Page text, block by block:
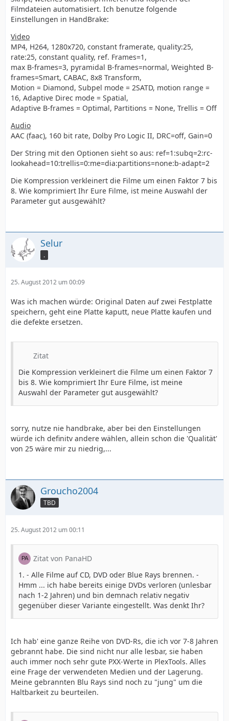
Filmdateien automatisiert. Ich benutze folgende
Einstellungen in HandBrake:
Video
MP4, H264, 1280x720, constant framerate, quality:25,
rate:25, constant quality, ref. Frames=1,
max B-frames=3, pyramidal B-frames=normal, Weighted B-
frames=Smart, CABAC, 8x8 Transform,
Motion = Diamond, Subpel mode = 2SATD, motion range =
16, Adaptive Direc mode = Spatial,
Adaptive B-frames = Optimal, Partitions = None, Trellis = Off
Audio
AAC (faac), 160 bit rate, Dolby Pro Logic II, DRC=off, Gain=0
Der String mit den Optionen sieht so aus: ref=1:subq=2:rc-
lookahead=10:trellis=0:me=dia:partitions=none:b-adapt=2
Die Kompression verkleinert die Filme um einen Faktor 7 bis
8. Wie komprimiert Ihr Eure Filme, ist meine Auswahl der
Parameter gut ausgewählt?
Selur
.
25. August 2012 um 00:09
Was ich machen würde: Original Daten auf zwei Festplatte
speichern, geht eine Platte kaputt, neue Platte kaufen und
die defekte ersetzen.
Zitat
Die Kompression verkleinert die Filme um einen Faktor 7
bis 8. Wie komprimiert Ihr Eure Filme, ist meine
Auswahl der Parameter gut ausgewählt?
sorry, nutze nie handbrake, aber bei den Einstellungen
würde ich definitv andere wählen, allein schon die 'Qualität'
von 25 wäre mir zu niedrig,...
Groucho2004
TBD
25. August 2012 um 00:11
Zitat von PanaHD
1. - Alle Filme auf CD, DVD oder Blue Rays brennen. -
Hmm ... ich habe bereits einige DVDs verloren (unlesbar
nach 1-2 Jahren) und bin demnach relativ negativ
gegenüber dieser Variante eingestellt. Was denkt Ihr?
Ich hab' eine ganze Reihe von DVD-Rs, die ich vor 7-8 Jahren
gebrannt habe. Die sind nicht nur alle lesbar, sie haben
auch immer noch sehr gute PXX-Werte in PlexTools. Alles
eine Frage der verwendeten Medien und der Lagerung.
Meine gebrannten Blu Rays sind noch zu "jung" um die
Haltbarkeit zu beurteilen.